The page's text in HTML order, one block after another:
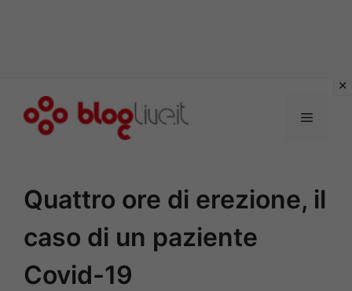
Menu
Quattro ore di erezione, il
caso di un paziente
Covid-19